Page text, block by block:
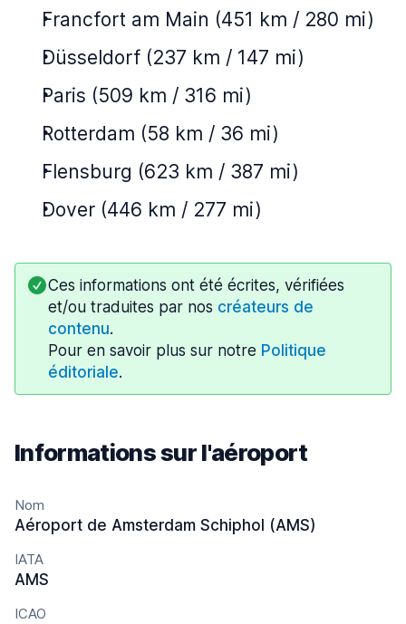
Francfort am Main (451 km / 280 mi)
Düsseldorf (237 km / 147 mi)
Paris (509 km / 316 mi)
Rotterdam (58 km / 36 mi)
Flensburg (623 km / 387 mi)
Dover (446 km / 277 mi)
Ces informations ont été écrites, vérifiées
et/ou traduites par nos créateurs de
contenu.
Pour en savoir plus sur notre Politique
éditoriale.
Informations sur l'aéroport
Nom
Aéroport de Amsterdam Schiphol (AMS)
IATA
AMS
ICAO